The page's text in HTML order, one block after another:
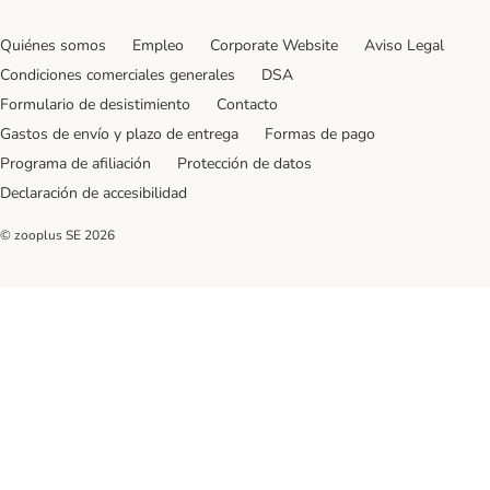
Quiénes somos Empleo Corporate Website
Aviso Legal
Condiciones comerciales generales
DSA
Formulario de desistimiento
Contacto
Gastos de envío y plazo de entrega
Formas de pago
Programa de afiliación
Protección de datos
Declaración de accesibilidad
© zooplus SE 2026